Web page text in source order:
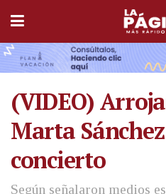
(VIDEO)
Marta
concierto
Según señalaron medios